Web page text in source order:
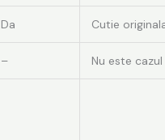
Da Cutie
– Nu este cazul